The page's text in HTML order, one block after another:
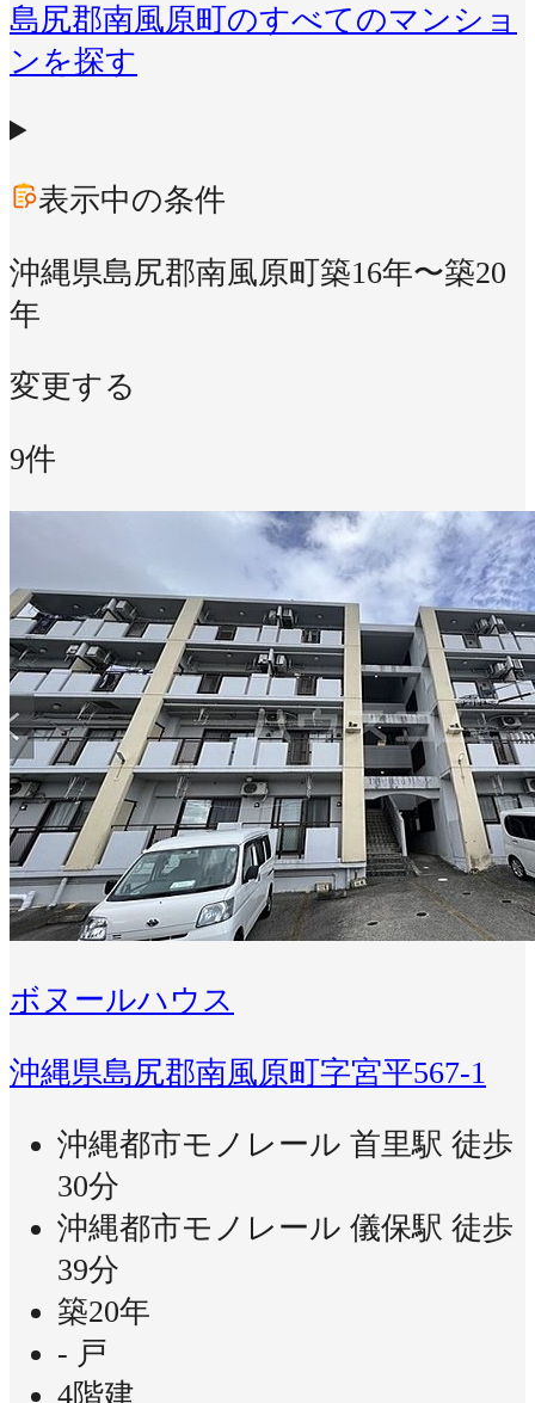
島尻郡南風原町のすべてのマンショ
ンを探す
表示中の条件
沖縄県島尻郡南風原町築16年〜築20
年
変更する
9件
ボヌールハウス
沖縄県島尻郡南風原町字宮平567-1
沖縄都市モノレール 首里駅 徒歩
30分
沖縄都市モノレール 儀保駅 徒歩
39分
築20年
- 戸
4階建